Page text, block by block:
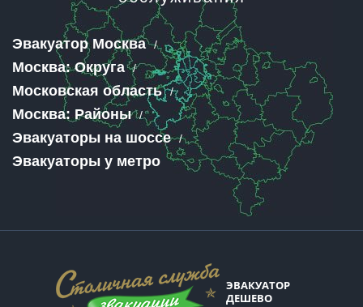
Эвакуатор Москва
Москва: Округа
Московская область
Москва: Районы
Эвакуаторы на шоссе
Эвакуаторы у метро
ЭВАКУАТОР
ДЕШЕВО